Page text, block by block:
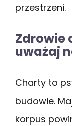
przestrzeni.
Zdrowie
uważaj
Charty to
budowie.
korpus